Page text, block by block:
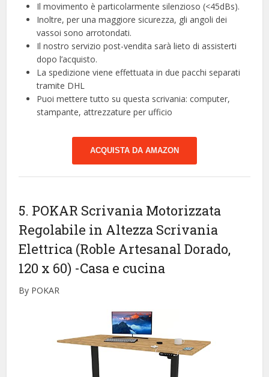
Il movimento è particolarmente silenzioso (<45dBs).
Inoltre, per una maggiore sicurezza, gli angoli dei
vassoi sono arrotondati.
Il nostro servizio post-vendita sarà lieto di assisterti
dopo l’acquisto.
La spedizione viene effettuata in due pacchi separati
tramite DHL
Puoi mettere tutto su questa scrivania: computer,
stampante, attrezzature per ufficio
ACQUISTA DA AMAZON
5. POKAR Scrivania Motorizzata
Regolabile in Altezza Scrivania
Elettrica (Roble Artesanal Dorado,
120 x 60) -Casa e cucina
By POKAR